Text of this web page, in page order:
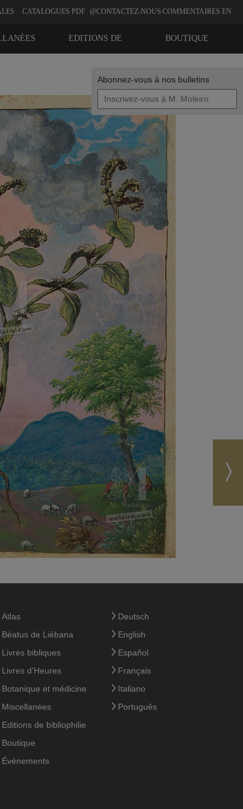
Abonnez-vous à nos bulletins
CATALOGUES PDF @CONTACTEZ-NOUS COMMENTAIRES EN
BOUTIQUE
EDITIONS DE
Atlas
Béatus de Liébana
Livres bibliques
Livres d'Heures
Botanique et médicine
Miscellanées
Editions de bibliophilie
Boutique
Événements
Deutsch
English
Español
Français
Italiano
Português